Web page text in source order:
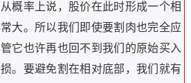
概率上说，股价在此时形成一个相
大。所以我们即使要割肉也完全应
它也许再也回不到我们的原始买入
。要避免割在相对底部，我们就有